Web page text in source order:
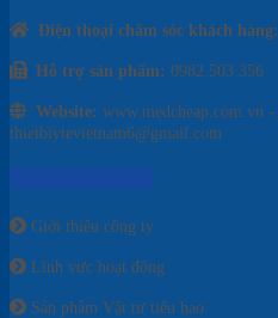
Điện thoại chăm sóc khách hàng:
Hỗ trợ sản phẩm: 0982.503.356
Website: www.medcheap.com.vn -
thietbiytevietnam6@gmail.com
Giới thiệu công ty
Lĩnh vực hoạt động
Sản phẩm Vật tư tiêu hao